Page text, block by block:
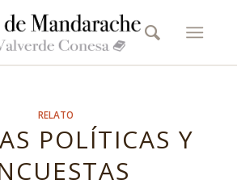
RELATO
POLÍTICAS Y